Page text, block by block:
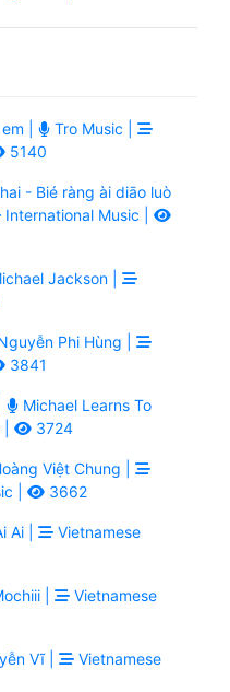
|
Tro Music |
5140
- Bié ràng ài diāo luò
International Music |
Jackson |
Phi Hùng |
3841
Michael Learns To
3724
Việt Chung |
|
3662
Ai |
Vietnamese
|
Vietnamese
Vĩ |
Vietnamese